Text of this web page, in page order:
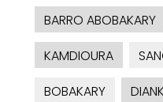
BARRO ABOBAKARY
KAMDIOURA
BOBAKARY